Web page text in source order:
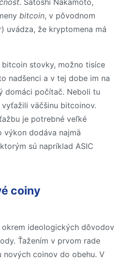
bitcoin, v pôvodnom
uvádza, že kryptomena má
stovky, možno tisíce
nadšenci a v tej dobe im na
domáci počítač. Neboli tu
väčšinu bitcoinov.
je potrebné veľké
výkon dodáva najmä
sú napríklad ASIC
coiny
ideologických dôvodov
Ťažením v prvom rade
nových coinov do obehu. V